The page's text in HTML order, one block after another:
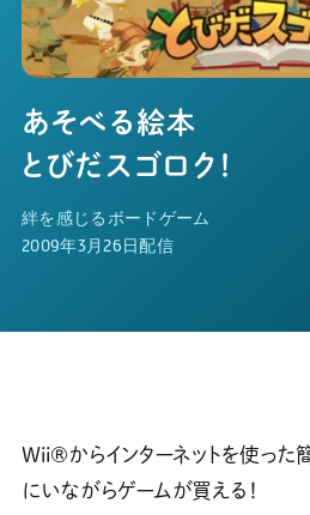
あそべる絵本
とびだスゴロク！
絆を感じるボードゲーム
2009年3月26日配信
Wii®からインターネットを使った
にいながらゲームが買える！